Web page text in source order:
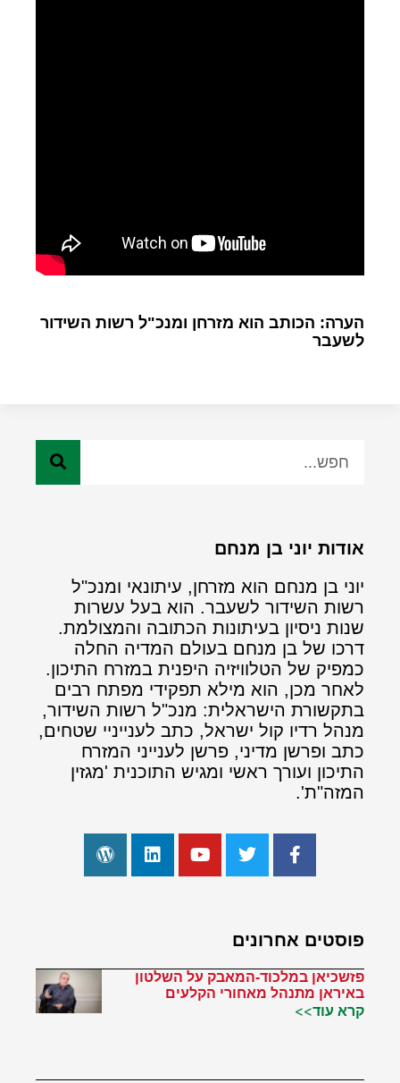
הערה: הכותב הוא מזרחן ומנכ"ל רשות השידור
לשעבר
אודות יוני בן מנחם
יוני בן מנחם הוא מזרחן, עיתונאי ומנכ"ל
רשות השידור לשעבר. הוא בעל עשרות
שנות ניסיון בעיתונות הכתובה והמצולמת.
דרכו של בן מנחם בעולם המדיה החלה
כמפיק של הטלוויזיה היפנית במזרח התיכון.
לאחר מכן, הוא מילא תפקידי מפתח רבים
בתקשורת הישראלית: מנכ"ל רשות השידור,
מנהל רדיו קול ישראל, כתב לענייניי שטחים,
כתב ופרשן מדיני, פרשן לענייני המזרח
התיכון ועורך ראשי ומגיש התוכנית 'מגזין
המזה"ת'.
פוסטים אחרונים
פזשכיאן במלכוד-המאבק על השלטון
באיראן מתנהל מאחורי הקלעים
קרא עוד>>